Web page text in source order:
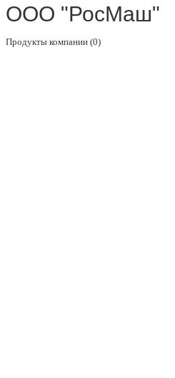
ООО "РосМаш"
Продукты компании (0)